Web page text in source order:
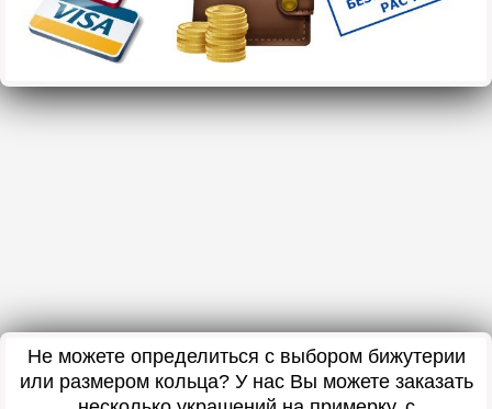
Не можете определиться с выбором бижутерии
или размером кольца? У нас Вы можете заказать